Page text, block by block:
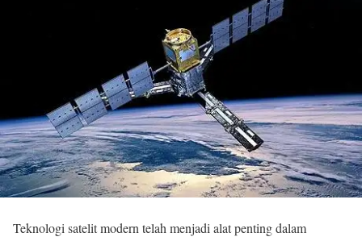
Teknologi satelit modern telah menjadi alat penting dalam